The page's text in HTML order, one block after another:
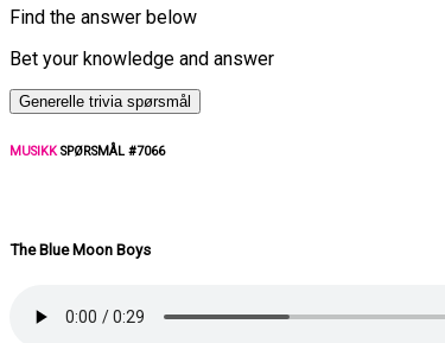
Find the answer below
Bet your knowledge and answer
Generelle trivia spørsmål
MUSIKKSPØRSMÅL #7066
The Blue Moon Boys